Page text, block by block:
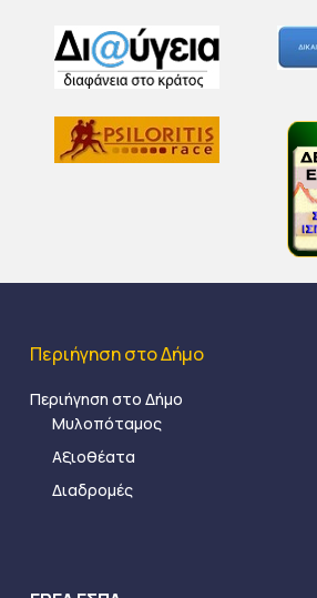
Περιήγηση στο Δήμο
Περιήγηση στο Δήμο
Μυλοπόταμος
Αξιοθέατα
Διαδρομές